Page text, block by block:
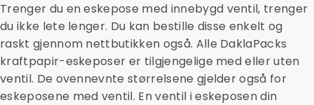
Trenger du en eskepose med innebygd ventil, trenger
du ikke lete lenger. Du kan bestille disse enkelt og
raskt gjennom nettbutikken også. Alle DaklaPacks
kraftpapir-eskeposer er tilgjengelige med eller uten
ventil. De ovennevnte størrelsene gjelder også for
eskeposene med ventil. En ventil i eskeposen din